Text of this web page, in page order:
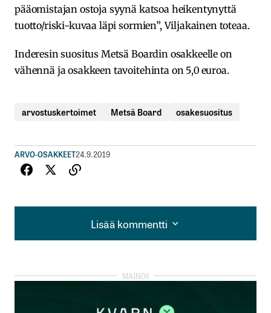
pääomistajan ostoja syynä katsoa heikentynyttä
tuotto/riski-kuvaa läpi sormien”, Viljakainen toteaa.
Inderesin suositus Metsä Boardin osakkeelle on
vähennä ja osakkeen tavoitehinta on 5,0 euroa.
arvostuskertoimet Metsä Board osakesuositus
ARVO-OSAKKEET24.9.2019
Lisää kommentti
Lisää kommentti
kirjautua
rekisteröityä